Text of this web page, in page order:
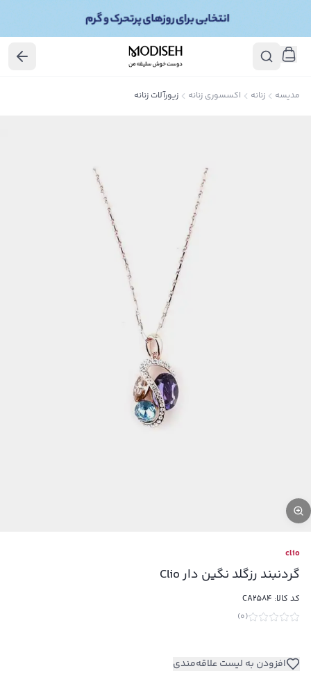
مدیسه زنانه اکسسوری زنانه زیورآلات زنانه
clio
گردنبند رزگلد نگین دار Clio
کد کالا: CA2584
(
0
)
افزودن به لیست علاقه‌مندی